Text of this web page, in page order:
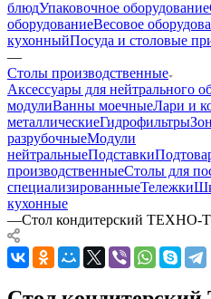
блюдУпаковочное оборудование
оборудованиеВесовое
кухонныйПосуда и столовые
—
Столы производственные
Аксессуары для нейтрального
модулиВанны моечныеЛари и
металлическиеГидрофильтры
разрубочныеМодули
нейтральныеПодставки
производственныеСтолы для
специализированныеТележки
кухонные
—Стол кондитерский ТЕХНО-